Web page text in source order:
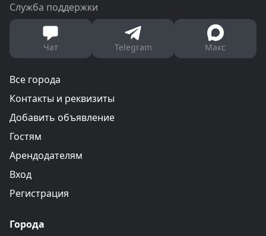
Служба поддержки
Чат Telegram Макс
Все города
Контакты и реквизиты
Добавить объявление
Гостям
Арендодателям
Вход
Регистрация
Города